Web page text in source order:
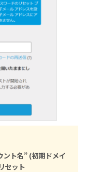
ト名” (初期ドメイ
セット